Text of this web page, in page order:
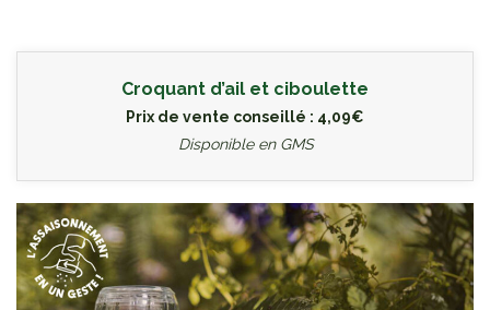
Croquant d’ail et ciboulette
Prix de vente conseillé : 4,09€
Disponible en GMS